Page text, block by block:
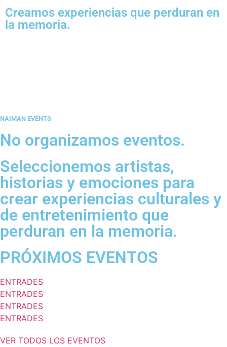
Creamos experiencias que perduran en
la memoria.
NAIMAN EVENTS
No organizamos eventos.
Seleccionemos artistas,
historias y emociones para
crear experiencias culturales y
de entretenimiento que
perduran en la memoria.
PRÓXIMOS EVENTOS
ENTRADES
ENTRADES
ENTRADES
ENTRADES
VER TODOS LOS EVENTOS